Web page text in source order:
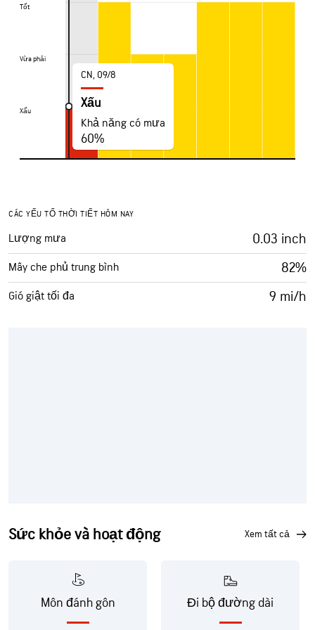
Tốt
Vừa phải
Xấu
Tốt
Vừa phải
Xấu
CN, 09/8
Xấu
Khả năng có mưa
60%
CÁC YẾU TỐ THỜI TIẾT HÔM NAY
Lượng mưa 0.03 inch
Mây che phủ trung bình 82%
Gió giật tối đa 9 mi/h
Sức khỏe và hoạt động xem tất cả
Môn đánh gôn Đi bộ đường dài